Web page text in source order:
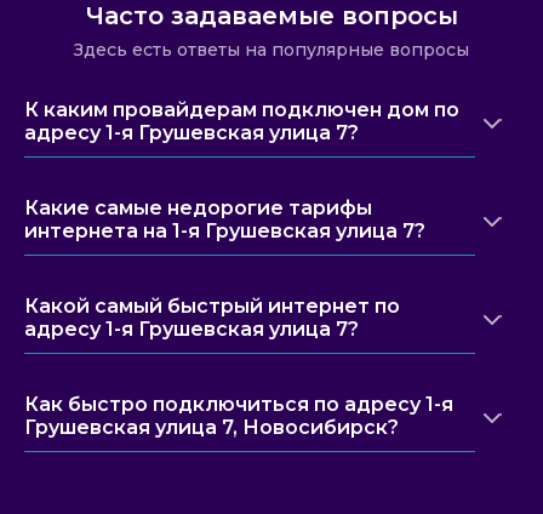
Часто задаваемые вопросы
Здесь есть ответы на популярные вопросы
К каким провайдерам подключен дом по
адресу 1-я Грушевская улица 7?
Какие самые недорогие тарифы
интернета на 1-я Грушевская улица 7?
Какой самый быстрый интернет по
адресу 1-я Грушевская улица 7?
Как быстро подключиться по адресу 1-я
Грушевская улица 7, Новосибирск?